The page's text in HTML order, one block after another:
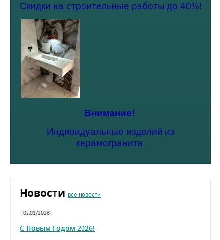
Скидки на строительные работы до 40%!
Внимание!
Индивидуальные изделий из
керамогранита
Новости все новости
02.01/2026
С Новым Годом 2026!